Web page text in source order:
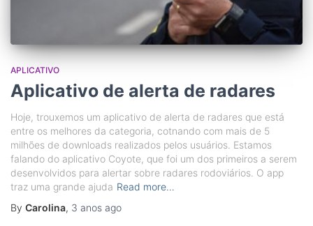
APLICATIVO
Aplicativo de alerta de radares
Hoje, trouxemos um aplicativo de alerta de radares que está
entre os melhores da categoria, cotnando com mais de 5
milhões de downloads realizados pelos usuários. Estamos
falando do aplicativo Coyote, que foi um dos primeiros a serem
desenvolvidos para alertar sobre radares rodoviários. O app
traz uma grande ajuda Read more…
By Carolina, 3 anos ago